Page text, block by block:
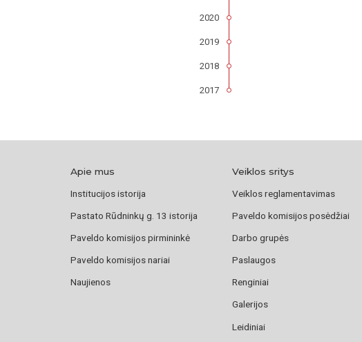
2020
2019
2018
2017
Apie mus
Institucijos istorija
Pastato Rūdninkų g. 13 istorija
Paveldo komisijos pirmininkė
Paveldo komisijos nariai
Naujienos
Veiklos sritys
Veiklos reglamentavimas
Paveldo komisijos posėdžiai
Darbo grupės
Paslaugos
Renginiai
Galerijos
Leidiniai